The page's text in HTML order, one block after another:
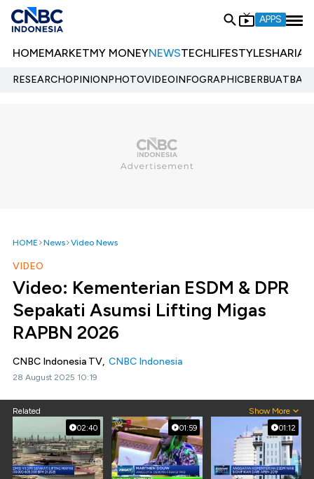
APPS
HOMEMARKETMY MONEYNEWSTECHLIFESTYLESHARIA
RESEARCHOPINIONPHOTOVIDEOINFOGRAPHIC
HOME News Video News
VIDEO
Video: Kementerian ESDM & DPR
Sepakati Asumsi Lifting Migas
RAPBN 2026
CNBC Indonesia TV, CNBC Indonesia
28 August 2025 10:19
Related Show More
02:40 01:59 01:12